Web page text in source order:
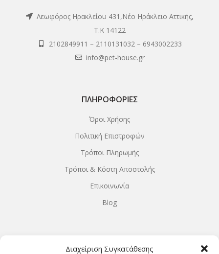
Διαχείριση Συγκατάθεσης
Λεωφόρος Ηρακλείου 431,Νέο Ηράκλειο Αττικής,
Τ.Κ 14122
2102849911 – 2110131032 – 6943002233
info@pet-house.gr
ΠΛΗΡΟΦΟΡΊΕΣ
Όροι Χρήσης
Πολιτική Επιστροφών
Τρόποι Πληρωμής
Τρόποι & Κόστη Αποστολής
Επικοινωνία
Blog